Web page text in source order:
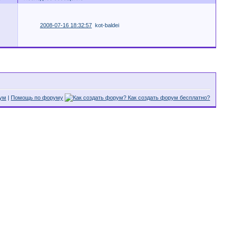
2008-07-16 18:32:57 kot-baldei
|Помощь по форуму